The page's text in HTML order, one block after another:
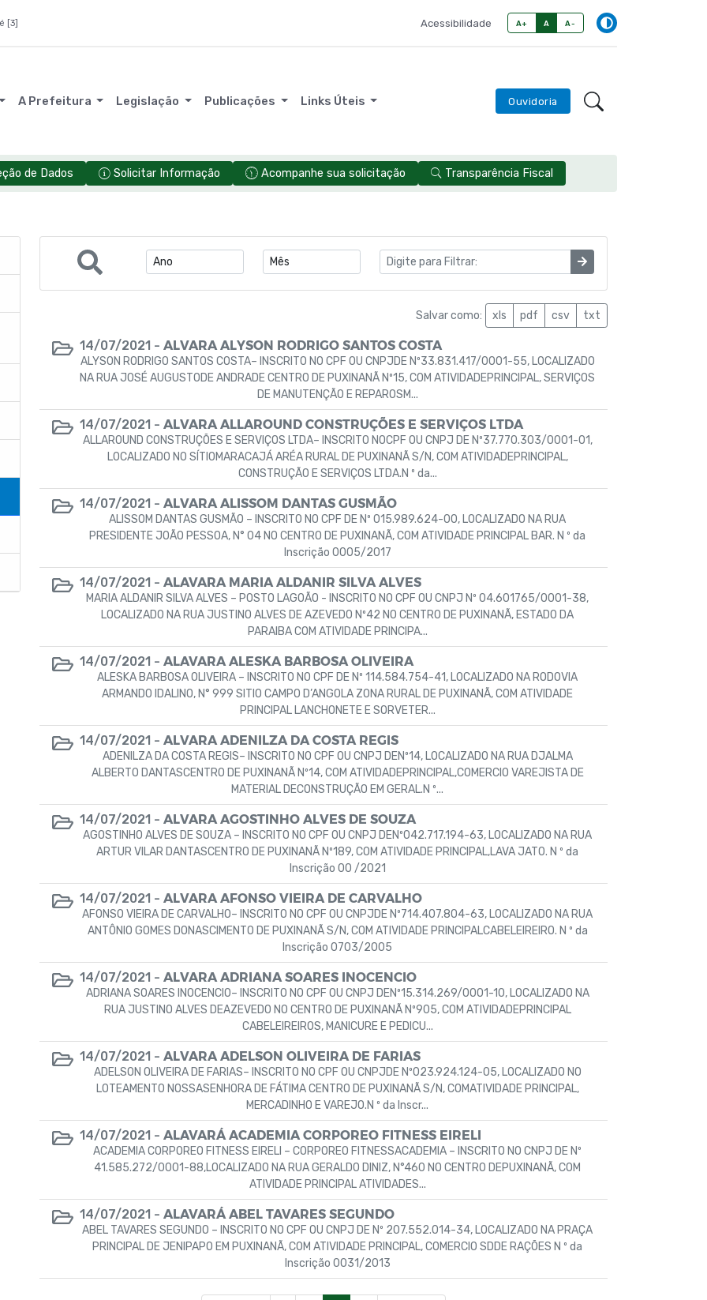
[3] Acessibilidade A+ A A-
A Prefeitura Legislação Publicações Links Úteis Ouvidoria
de Dados Solicitar Informação Acompanhe sua solicitação Transparência Fiscal
Salvar como: xls pdf csv txt
14/07/2021 - ALVARA ALYSON RODRIGO SANTOS COSTA
ALYSON RODRIGO SANTOS COSTA– INSCRITO NO CPF OU CNPJDE Nº33.831.417/0001-55, LOCALIZADO
NA RUA JOSÉ AUGUSTODE ANDRADE CENTRO DE PUXINANÃ Nº15, COM ATIVIDADEPRINCIPAL, SERVIÇOS
DE MANUTENÇÃO E REPAROSM...
14/07/2021 - ALVARA ALLAROUND CONSTRUÇÕES E SERVIÇOS LTDA
ALLAROUND CONSTRUÇÕES E SERVIÇOS LTDA– INSCRITO NOCPF OU CNPJ DE Nº37.770.303/0001-01,
LOCALIZADO NO SÍTIOMARACAJÁ ARÉA RURAL DE PUXINANÃ S/N, COM ATIVIDADEPRINCIPAL,
CONSTRUÇÃO E SERVIÇOS LTDA.N º da...
14/07/2021 - ALVARA ALISSOM DANTAS GUSMÃO
ALISSOM DANTAS GUSMÃO – INSCRITO NO CPF DE Nº 015.989.624-00, LOCALIZADO NA RUA
PRESIDENTE JOÃO PESSOA, N° 04 NO CENTRO DE PUXINANÃ, COM ATIVIDADE PRINCIPAL BAR. N º da
Inscrição 0005/2017
14/07/2021 - ALAVARA MARIA ALDANIR SILVA ALVES
MARIA ALDANIR SILVA ALVES – POSTO LAGOÃO - INSCRITO NO CPF OU CNPJ Nº 04.601765/0001-38,
LOCALIZADO NA RUA JUSTINO ALVES DE AZEVEDO Nº42 NO CENTRO DE PUXINANÃ, ESTADO DA
PARAIBA COM ATIVIDADE PRINCIPA...
14/07/2021 - ALAVARA ALESKA BARBOSA OLIVEIRA
ALESKA BARBOSA OLIVEIRA – INSCRITO NO CPF DE Nº 114.584.754-41, LOCALIZADO NA RODOVIA
ARMANDO IDALINO, N° 999 SITIO CAMPO D’ANGOLA ZONA RURAL DE PUXINANÃ, COM ATIVIDADE
PRINCIPAL LANCHONETE E SORVETER...
14/07/2021 - ALVARA ADENILZA DA COSTA REGIS
ADENILZA DA COSTA REGIS– INSCRITO NO CPF OU CNPJ DENº14, LOCALIZADO NA RUA DJALMA
ALBERTO DANTASCENTRO DE PUXINANÃ Nº14, COM ATIVIDADEPRINCIPAL,COMERCIO VAREJISTA DE
MATERIAL DECONSTRUÇÃO EM GERAL.N º...
14/07/2021 - ALVARA AGOSTINHO ALVES DE SOUZA
AGOSTINHO ALVES DE SOUZA – INSCRITO NO CPF OU CNPJ DENº042.717.194-63, LOCALIZADO NA RUA
ARTUR VILAR DANTASCENTRO DE PUXINANÃ Nº189, COM ATIVIDADE PRINCIPAL,LAVA JATO. N º da
Inscrição 00 /2021
14/07/2021 - ALVARA AFONSO VIEIRA DE CARVALHO
AFONSO VIEIRA DE CARVALHO– INSCRITO NO CPF OU CNPJDE Nº714.407.804-63, LOCALIZADO NA RUA
ANTÔNIO GOMES DONASCIMENTO DE PUXINANÃ S/N, COM ATIVIDADE PRINCIPALCABELEIREIRO. N º da
Inscrição 0703/2005
14/07/2021 - ALVARA ADRIANA SOARES INOCENCIO
ADRIANA SOARES INOCENCIO– INSCRITO NO CPF OU CNPJ DENº15.314.269/0001-10, LOCALIZADO NA
RUA JUSTINO ALVES DEAZEVEDO NO CENTRO DE PUXINANÃ Nº905, COM ATIVIDADEPRINCIPAL
CABELEIREIROS, MANICURE E PEDICU...
14/07/2021 - ALVARA ADELSON OLIVEIRA DE FARIAS
ADELSON OLIVEIRA DE FARIAS– INSCRITO NO CPF OU CNPJDE Nº023.924.124-05, LOCALIZADO NO
LOTEAMENTO NOSSASENHORA DE FÁTIMA CENTRO DE PUXINANÃ S/N, COMATIVIDADE PRINCIPAL,
MERCADINHO E VAREJO.N º da Inscr...
14/07/2021 - ALAVARÁ ACADEMIA CORPOREO FITNESS EIRELI
ACADEMIA CORPOREO FITNESS EIRELI – CORPOREO FITNESSACADEMIA – INSCRITO NO CNPJ DE Nº
41.585.272/0001-88,LOCALIZADO NA RUA GERALDO DINIZ, N°460 NO CENTRO DEPUXINANÃ, COM
ATIVIDADE PRINCIPAL ATIVIDADES...
14/07/2021 - ALAVARÁ ABEL TAVARES SEGUNDO
ABEL TAVARES SEGUNDO – INSCRITO NO CPF OU CNPJ DE Nº 207.552.014-34, LOCALIZADO NA PRAÇA
PRINCIPAL DE JENIPAPO EM PUXINANÃ, COM ATIVIDADE PRINCIPAL, COMERCIO SDDE RAÇÕES N º da
Inscrição 0031/2013